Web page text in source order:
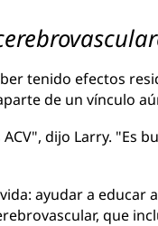
tenido efectos
de un vínculo
dijo Larry. "Es
ayudar a educar
que